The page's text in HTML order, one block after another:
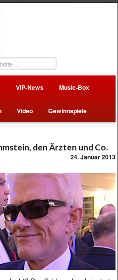
VIP-News Music-Box
Video Gewinnspiele
den Ärzten und Co.
24. Januar 2013